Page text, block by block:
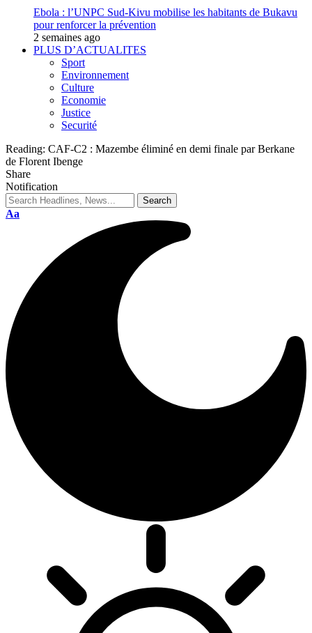
Ebola : l’UNPC Sud-Kivu mobilise les habitants de Bukavu
pour renforcer la prévention
2 semaines ago
PLUS D’ACTUALITES
Sport
Environnement
Culture
Economie
Justice
Securité
Reading: CAF-C2 : Mazembe éliminé en demi finale par Berkane
de Florent Ibenge
Share
Notification
Aa